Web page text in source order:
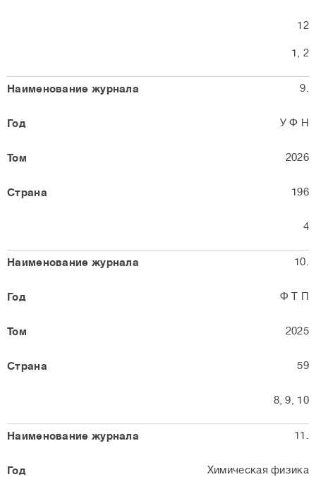
12
1, 2
9.
У Ф Н
2026
196
4
10.
Ф Т П
2025
59
8, 9, 10
11.
Химическая физика